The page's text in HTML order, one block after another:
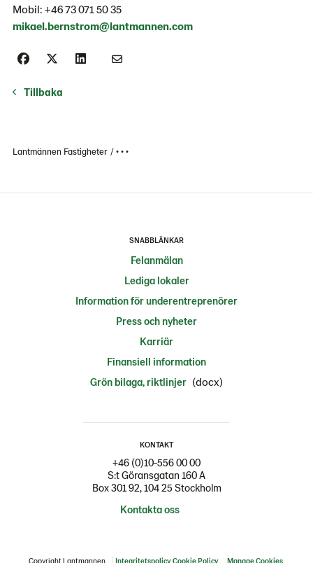
Mobil: +46 73 071 50 35
mikael.bernstrom@lantmannen.com
Tillbaka
Lantmännen Fastigheter • • •
SNABBLÄNKAR
Felanmälan
Lediga lokaler
Information för underentreprenörer
Press och nyheter
Karriär
Finansiell information
Grön bilaga, riktlinjer (docx)
KONTAKT
+46 (0)10-556 00 00
S:t Göransgatan 160 A
Box 301 92, 104 25 Stockholm
Kontakta oss
Copyright Lantmannen Integritetspolicy Cookie Policy Manage Cookies